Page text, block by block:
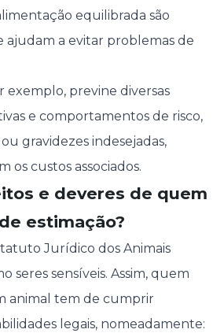
equilibrada são
ajudam a evitar problemas de
exemplo, previne diversas
e comportamentos de risco,
gravidezes indesejadas,
os custos associados.
e deveres de quem
estimação?
Jurídico dos Animais
seres sensíveis. Assim, quem
animal tem de cumprir
legais, nomeadamente: